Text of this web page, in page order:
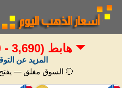
سعر
هابط (3,690 - 4,000 USD)
المزيد عن
🔴 السوق مغلق —